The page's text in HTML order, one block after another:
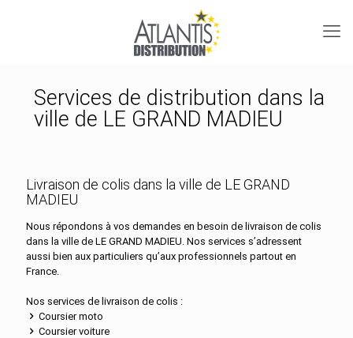
Services de distribution dans la
ville de LE GRAND MADIEU
Livraison de colis dans la ville de LE GRAND
MADIEU
Nous répondons à vos demandes en besoin de livraison de colis
dans la ville de LE GRAND MADIEU. Nos services s’adressent
aussi bien aux particuliers qu’aux professionnels partout en
France.
Nos services de livraison de colis :
Coursier moto
Coursier voiture